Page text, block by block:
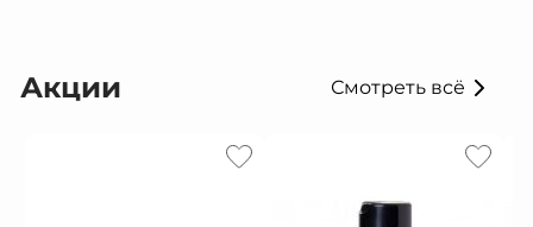
Акции Смотреть всё